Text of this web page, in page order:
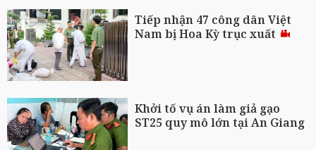
Tiếp nhận 47 công dân Việt
Nam bị Hoa Kỳ trục xuất
Khởi tố vụ án làm giả gạo
ST25 quy mô lớn tại An Giang